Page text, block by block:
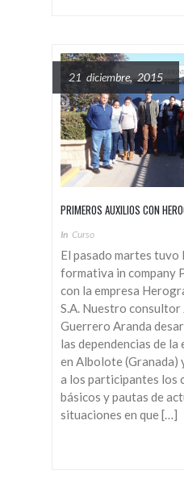
21 diciembre, 2015
PRIMEROS AUXILIOS CON
In Curso
El pasado martes tuvo
formativa in company
con la empresa
S.A. Nuestro consultor
Guerrero Aranda
las dependencias de la
en Albolote (Granada)
a los participantes los
básicos y pautas de
situaciones en que […]